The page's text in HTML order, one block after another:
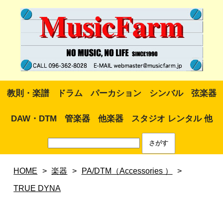
教則・楽譜 ドラム パーカション シンバル 弦楽器
DAW・DTM 管楽器 他楽器 スタジオ レンタル 他
HOME > 楽器 > PA/DTM（Accessories ） >
TRUE DYNA